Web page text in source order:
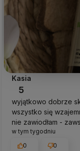
Kasia
5
wyjątkowo dobrze
wszystko się
nie zawiodłam -
w tym tygodniu
0
0